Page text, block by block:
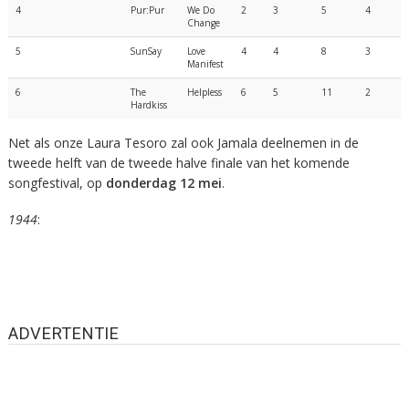
4 Pur:Pur
We Do
Change
2 3 5 4
5 SunSay
Love
Manifest
4 4 8 3
6
The
Hardkiss
Helpless 6 5 11 2
Net als onze Laura Tesoro zal ook Jamala deelnemen in de
tweede helft van de tweede halve finale van het komende
songfestival, op donderdag 12 mei.
1944:
ADVERTENTIE